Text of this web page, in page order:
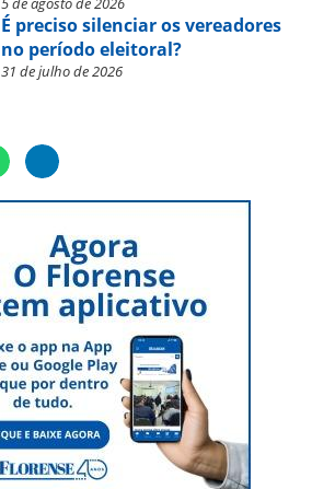
É preciso silenciar os vereadores
no período eleitoral?
31 de julho de 2026